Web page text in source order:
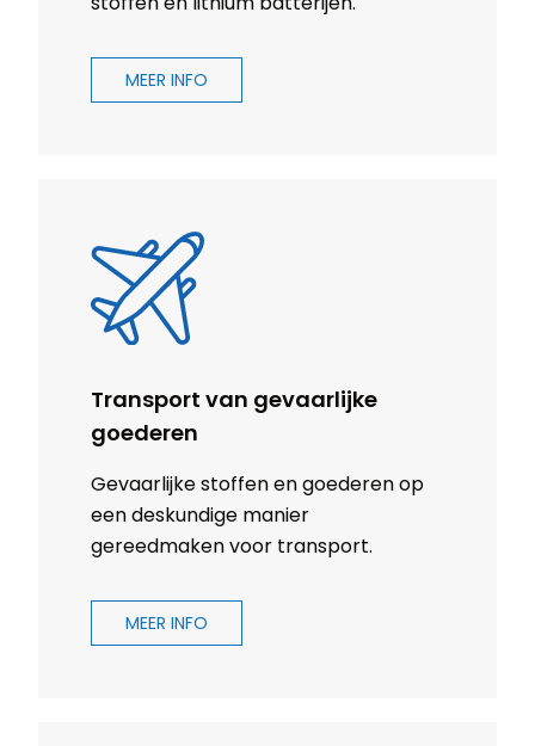
MEER INFO
Transport van gevaarlijke
goederen
Gevaarlijke stoffen en goederen op
een deskundige manier
gereedmaken voor transport.
MEER INFO